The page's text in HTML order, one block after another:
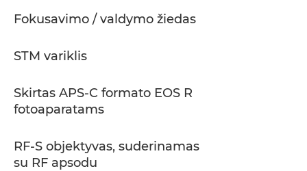
Fokusavimo / valdymo žiedas
STM variklis
Skirtas APS-C formato EOS R
fotoaparatams
RF-S objektyvas, suderinamas
su RF apsodu